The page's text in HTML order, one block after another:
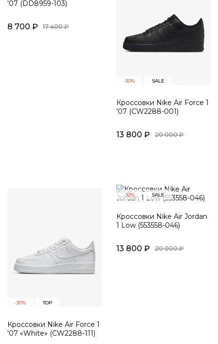
'07 (DD8959-103)
8 700 ₽ 17 400 ₽
-30% SALE
Кроссовки Nike Air Force 1
'07 (CW2288-001)
13 800 ₽ 20 000 ₽
-30% TOP
Кроссовки Nike Air Force 1
'07 «White» (CW2288-111)
-30% SALE
Кроссовки Nike Air Jordan
1 Low (553558-046)
13 800 ₽ 20 000 ₽